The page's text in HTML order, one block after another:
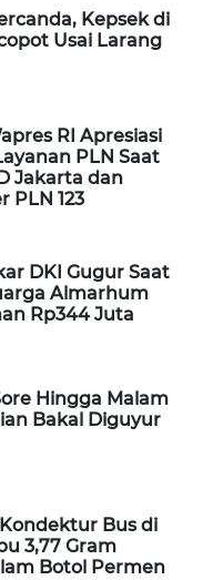
Kepsek di
Usai Larang
RI Apresiasi
PLN Saat
Jakarta dan
PLN 123
DKI Gugur Saat
Almarhum
Rp344 Juta
Hingga Malam
Bakal Diguyur
Bus di
3,77 Gram
Botol Permen